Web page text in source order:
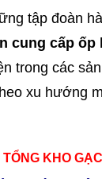
tập đoàn
cung cấp ốp
trong các
xu hướng
TỔNG KHO